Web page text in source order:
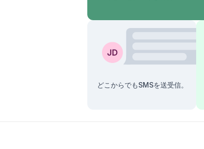
どこからでもSMSを送受信。